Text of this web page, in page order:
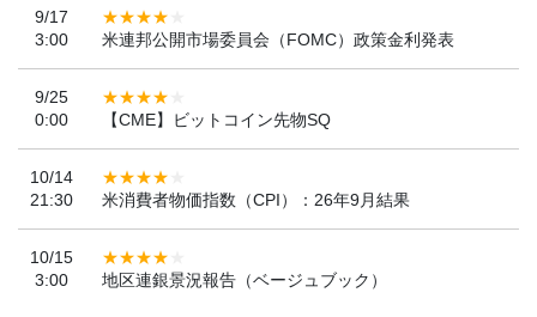
9/17
3:00
米連邦公開市場委員会（FOMC）政策金利発表
9/25
0:00
【CME】ビットコイン先物SQ
10/14
21:30
米消費者物価指数（CPI）：26年9月結果
10/15
3:00
地区連銀景況報告（ベージュブック）